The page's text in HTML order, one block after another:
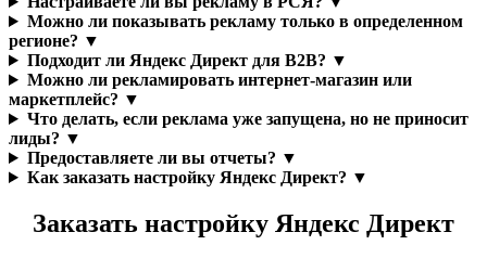
Можно ли показывать рекламу только в определенном
регионе? ▼
Подходит ли Яндекс Директ для B2B? ▼
Можно ли рекламировать интернет-магазин или
маркетплейс? ▼
Что делать, если реклама уже запущена, но не приносит
лиды? ▼
Предоставляете ли вы отчеты? ▼
Как заказать настройку Яндекс Директ? ▼
Заказать настройку Яндекс Директ